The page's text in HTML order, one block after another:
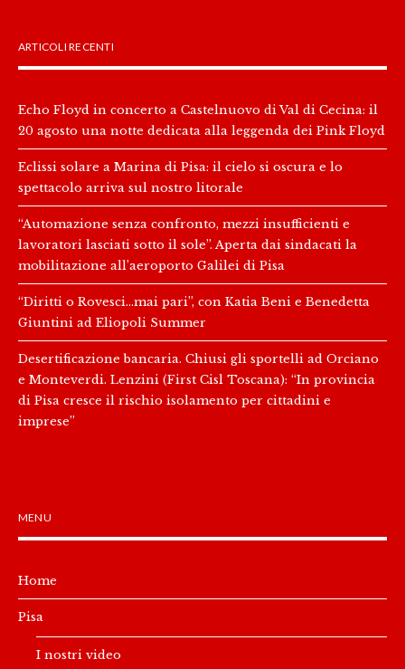
ARTICOLI RECENTI
Echo Floyd in concerto a Castelnuovo di Val di Cecina: il
20 agosto una notte dedicata alla leggenda dei Pink Floyd
Eclissi solare a Marina di Pisa: il cielo si oscura e lo
spettacolo arriva sul nostro litorale
“Automazione senza confronto, mezzi insufficienti e
lavoratori lasciati sotto il sole”. Aperta dai sindacati la
mobilitazione all’aeroporto Galilei di Pisa
“Diritti o Rovesci…mai pari”, con Katia Beni e Benedetta
Giuntini ad Eliopoli Summer
Desertificazione bancaria. Chiusi gli sportelli ad Orciano
e Monteverdi. Lenzini (First Cisl Toscana): “In provincia
di Pisa cresce il rischio isolamento per cittadini e
imprese”
MENU
Home
Pisa
I nostri video